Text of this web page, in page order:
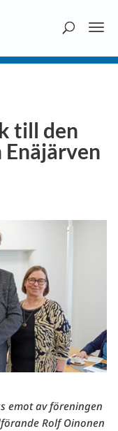
till den
emot av föreningen
Rolf Oinonen